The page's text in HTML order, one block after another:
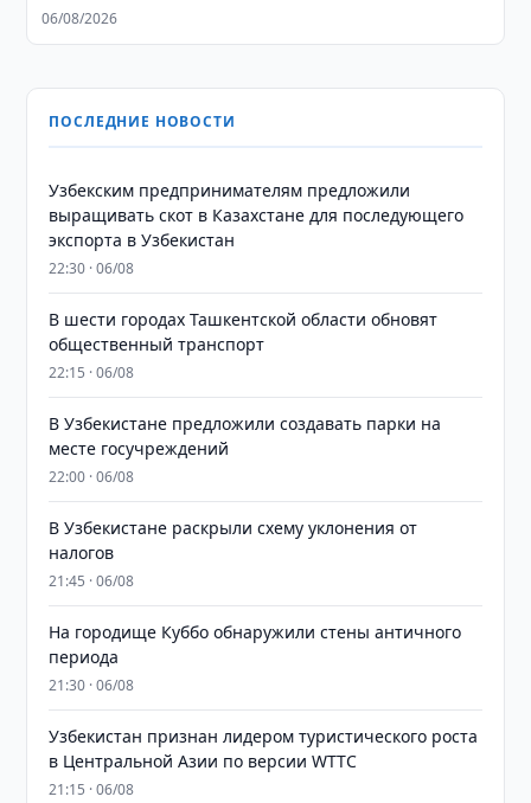
06/08/2026
ПОСЛЕДНИЕ НОВОСТИ
Узбекским предпринимателям предложили
выращивать скот в Казахстане для последующего
экспорта в Узбекистан
22:30 · 06/08
В шести городах Ташкентской области обновят
общественный транспорт
22:15 · 06/08
В Узбекистане предложили создавать парки на
месте госучреждений
22:00 · 06/08
В Узбекистане раскрыли схему уклонения от
налогов
21:45 · 06/08
На городище Куббо обнаружили стены античного
периода
21:30 · 06/08
Узбекистан признан лидером туристического роста
в Центральной Азии по версии WTTC
21:15 · 06/08